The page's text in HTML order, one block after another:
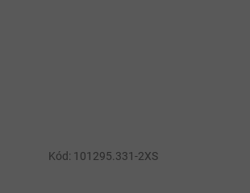
Kód: 101295.331-2XS